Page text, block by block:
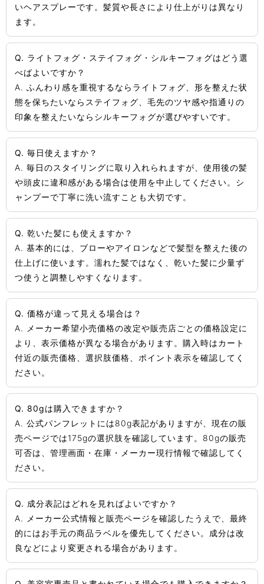
いヘアスプレーです。髪質や長さにより仕上がりは異なり
ます。
Q. ライトフォグ・ステイフォグ・シルキーフォグはどう選
べばよいですか？
A. ふんわり感を重視するならライトフォグ、形を整えた状
態を保ちたいならステイフォグ、毛先のツヤ感や指通りの
印象を整えたいならシルキーフォグが選びやすいです。
Q. 毎日使えますか？
A. 毎日のスタイリングに取り入れられますが、使用後の髪
や頭皮に違和感がある場合は使用を中止してください。シ
ャンプーで丁寧に洗い流すことも大切です。
Q. 乾いた髪にも使えますか？
A. 基本的には、ブローやアイロンなどで髪型を整えた後の
仕上げに使います。濡れた髪ではなく、乾いた髪に少量ず
つ使うと調整しやすくなります。
Q. 価格が違って見える場合は？
A. メーカー希望小売価格の改定や販売店ごとの価格設定に
より、表示価格が異なる場合があります。購入時はカート
付近の販売価格、選択肢価格、ポイント表示を確認してく
ださい。
Q. 80gは購入できますか？
A. 公式パンフレットには80g表記がありますが、現在の販
売ページでは175gの選択肢を確認しています。80gの販売
可否は、管理画面・在庫・メーカー現行情報で確認してく
ださい。
Q. 成分表記はどれを見ればよいですか？
A. メーカー公式情報と販売ページを確認したうえで、最終
的にはお手元の商品ラベルを優先してください。成分は改
良などにより変更される場合があります。